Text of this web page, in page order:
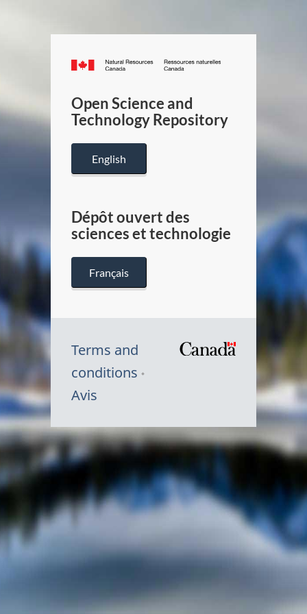
Canada.ca
/
Canada
Open Science and
Technology Repository
English
Dépôt ouvert des
sciences et technologie
Français
Terms and
conditions
Avis
Symbole
du
Canada